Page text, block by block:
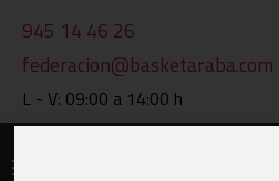
945 14 46 26
federacion@basketaraba.com
L - V: 09:00 a 14:00 h